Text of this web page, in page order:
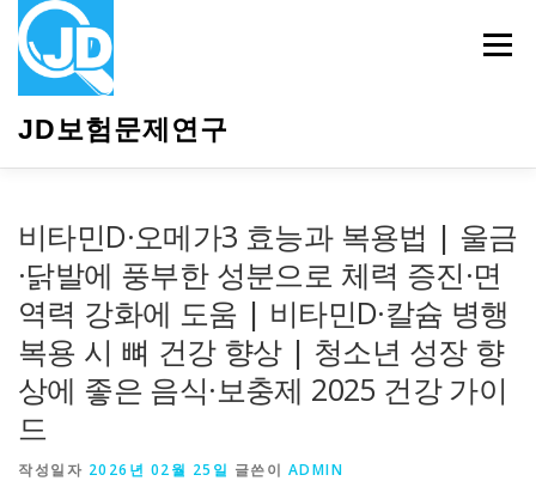
JD보험문제연구
메뉴
비타민D·오메가3 효능과 복용법 | 울금
·닭발에 풍부한 성분으로 체력 증진·면
역력 강화에 도움 | 비타민D·칼슘 병행
복용 시 뼈 건강 향상 | 청소년 성장 향
상에 좋은 음식·보충제 2025 건강 가이
드
작성일자 2026년 02월 25일 글쓴이 ADMIN